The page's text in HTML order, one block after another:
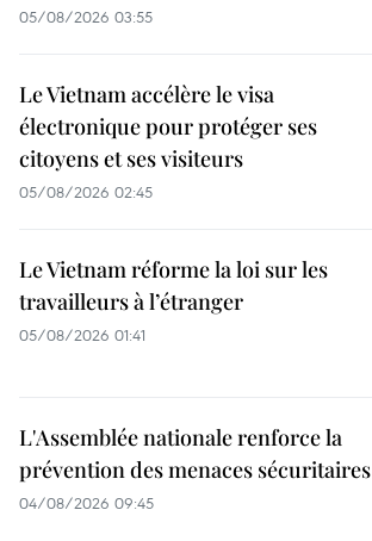
05/08/2026 03:55
Le Vietnam accélère le visa
électronique pour protéger ses
citoyens et ses visiteurs
05/08/2026 02:45
Le Vietnam réforme la loi sur les
travailleurs à l’étranger
05/08/2026 01:41
L'Assemblée nationale renforce la
prévention des menaces sécuritaires
04/08/2026 09:45